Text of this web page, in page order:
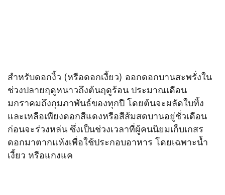
สำหรับดอกงิ้ว (หรือดอกเงี้ยว) ออกดอกบานสะพรั่งใน
ช่วงปลายฤดูหนาวถึงต้นฤดูร้อน ประมาณเดือน
มกราคมถึงกุมภาพันธ์ของทุกปี โดยต้นจะผลัดใบทิ้ง
และเหลือเพียงดอกสีแดงหรือสีส้มสดบานอยู่ชั่วเดือน
ก่อนจะร่วงหล่น ซึ่งเป็นช่วงเวลาที่ผู้คนนิยมเก็บเกสร
ดอกมาตากแห้งเพื่อใช้ประกอบอาหาร โดยเฉพาะน้ำ
เงี้ยว หรือแกงแค